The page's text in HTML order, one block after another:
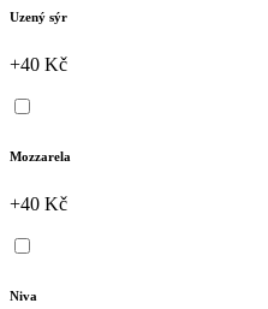
Uzený sýr
+40 Kč
Mozzarela
+40 Kč
Niva